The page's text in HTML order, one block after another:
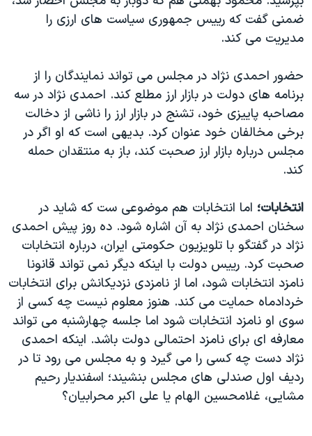
ضمنی گفت که رییس جمهوری سیاست های ارزی را
مدیریت می کند.
حضور احمدی نژاد در مجلس می تواند نمایندگان را از
برنامه های دولت در بازار ارز مطلع کند. احمدی نژاد در سه
مصاحبه پاییزی خود، تشنج در بازار ارز را ناشی از دخالت
برخی مخالفان خود عنوان کرد. بدیهی است که او اگر در
مجلس درباره بازار ارز صحبت کند، باز به منتقدان حمله
کند.
انتخابات؛ اما انتخابات هم موضوعی ست که شاید در
سخنان احمدی نژاد به آن اشاره شود. ده روز پیش احمدی
نژاد در گفتگو با تلویزیون حکومتی ایران، درباره انتخابات
صحبت کرد. رییس دولت با اینکه دیگر نمی تواند قانونا
نامزد انتخابات شود، اما از نامزدی نزدیکانش برای انتخابات
خردادماه حمایت می کند. هنوز معلوم نیست چه کسی از
سوی او نامزد انتخابات شود اما جلسه چهارشنبه می تواند
معارفه ای برای نامزد احتمالی دولت باشد. اینکه احمدی
نژاد دست چه کسی را می گیرد و به مجلس می رود تا در
ردیف اول صندلی های مجلس بنشیند؛ اسفندیار رحیم
مشایی، غلامحسین الهام یا علی اکبر محرابیان؟